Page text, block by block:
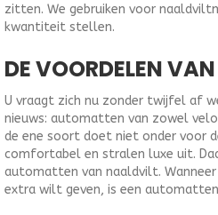
zitten. We gebruiken voor
kwantiteit stellen.
DE VOORDELEN
U vraagt zich nu zonder twijfel af
nieuws: automatten van zowel
de ene soort doet niet onder voor
comfortabel en stralen luxe uit.
automatten van naaldvilt.
extra wilt geven, is een